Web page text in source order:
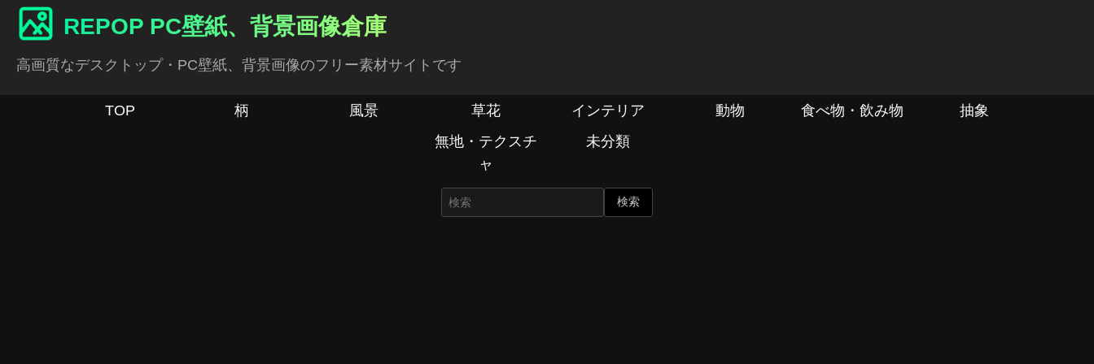
REPOP PC壁紙、背景画像倉庫
高画質なデスクトップ・PC壁紙、背景画像のフリー素材サイトです
TOP 柄 風景 草花 インテリア 動物 食べ物・飲み物
抽象
無地・テクスチ
ャ
未分類